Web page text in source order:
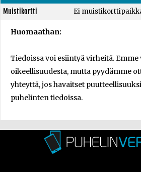
Muistikortti
Ei
Huomaathan:
Tiedoissa voi esiintyä virheitä. Emme
oikeellisuudesta, mutta pyydämme
yhteyttä, jos havaitset
puhelinten tiedoissa.